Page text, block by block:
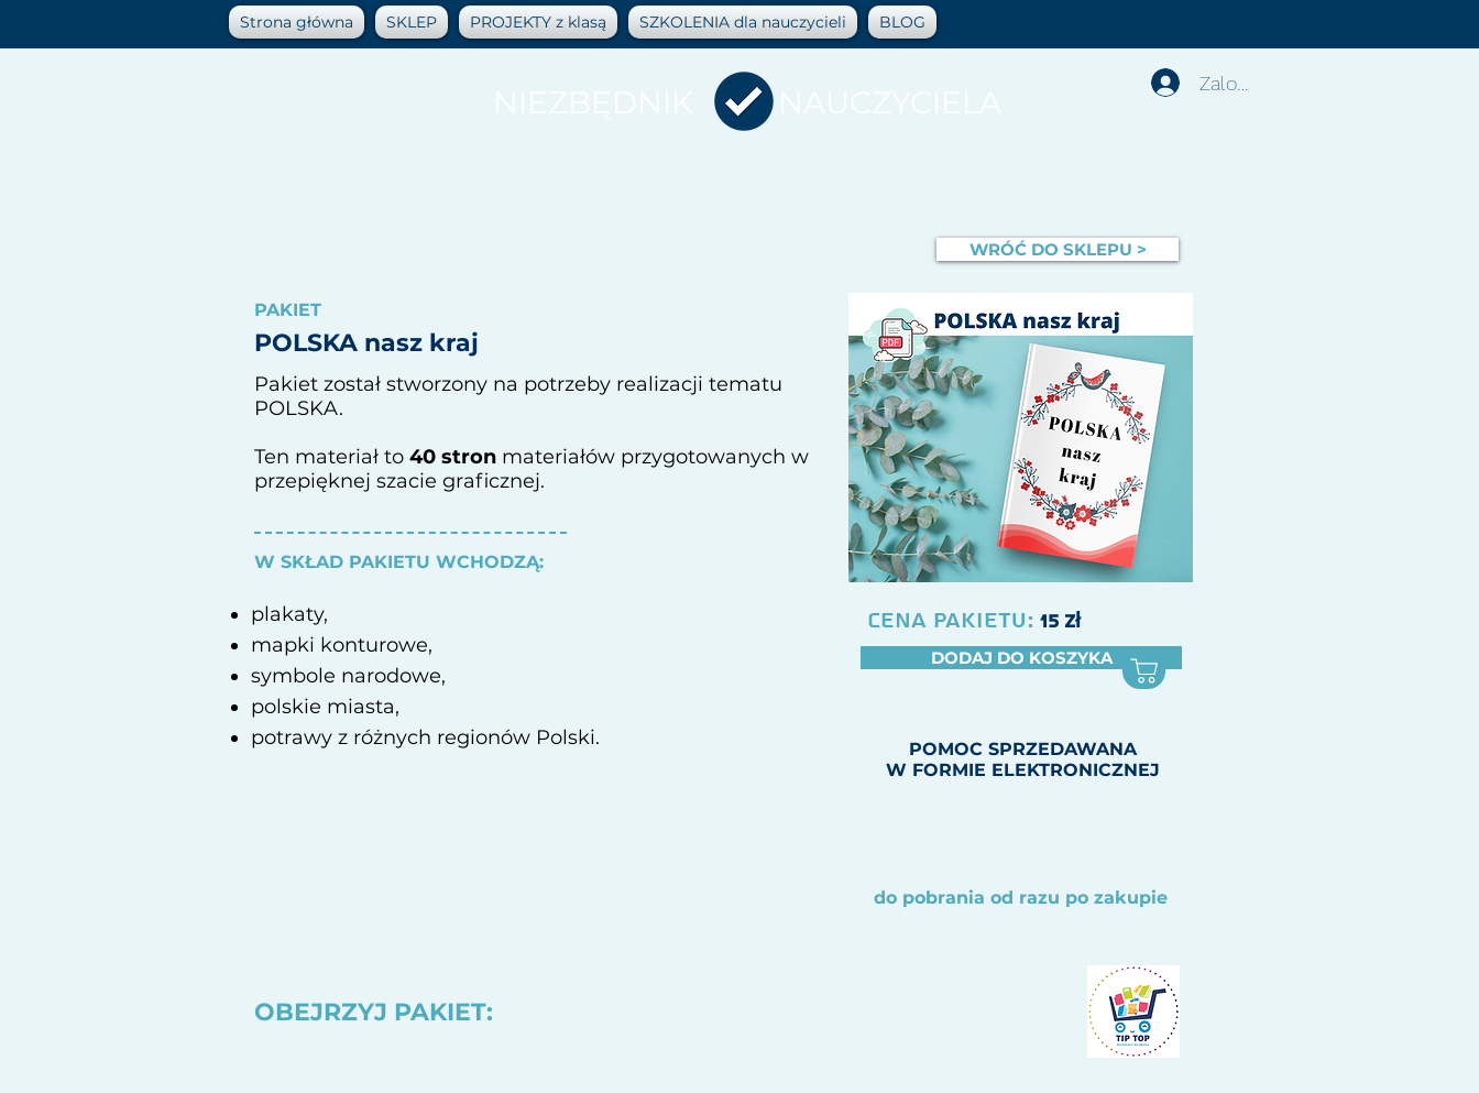
Strona główna SKLEP PROJEKTY z klasą SZKOLENIA dla nauczycieli BLOG
NIEZBĘDNIK NAUCZYCIELA
Zaloguj się
WRÓĆ DO SKLEPU >
PAKIET
POLSKA nasz kraj
Pakiet został stworzony na potrzeby realizacji tematu
POLSKA.
Ten materiał to 40 stron materiałów przygotowanych w
przepięknej szacie graficznej.
W SKŁAD PAKIETU WCHODZĄ:
plakaty,
mapki konturowe,
symbole narodowe,
polskie miasta,
potrawy z różnych regionów Polski.
CENA PAKIETU: 15 zł
DODAJ DO KOSZYKA
POMOC SPRZEDAWANA
W FORMIE ELEKTRONICZNEJ
do pobrania od razu po zakupie
OBEJRZYJ PAKIET: